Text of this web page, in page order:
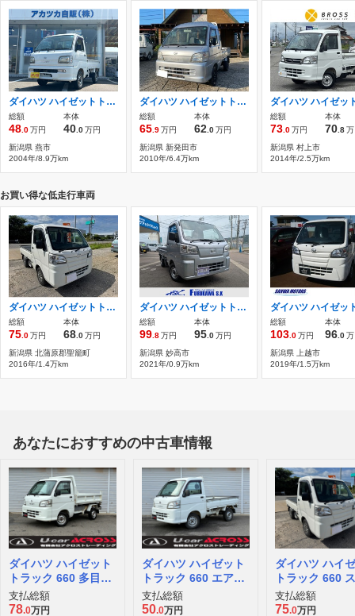
ダイハツ ハイゼットトラック 4WD M/T
総額
48 .0万円
本体
40 .0万円
新潟県 燕市
2004年/8.9万km
ダイハツ ハイゼットトラック 660 ジャンボ 3方開 4WD エアコン・パワステ・MT5・2年車検
総額
65 .9万円
本体
62 .0万円
新潟県 新発田市
2010年/6.4万km
総額
73 .0万円
本体
70 .8
新潟県 村上市
2014年/2.5万km
お買い得な低走行車両
ダイハツ ハイゼットトラック 660 スタンダード 3方開 4WD 4WD ナビ TV ETC バックカメラ
総額
75.0万円
本体
68.0万円
新潟県 北蒲原郡聖籠町
2016年/1.4万km
ダイハツ ハイゼットトラック 660 スタンダード 3方開 4WD 禁煙車 マニュアル
総額
99.8万円
本体
95.0万円
新潟県 妙高市
2021年/0.9万km
総額
103.0万円
本体
96.0
新潟県 上越市
2019年/1.5万km
あなたにおすすめの中古車情報
ダイハツ ハイゼット
トラック 660 多目的
ダンプ PTO式 3方開
4WD
支払総額
78.0万円
ダイハツ ハイゼット
トラック 660 エアコ
ン・パワステスペシ
ャル 3方開 4WD
支払総額
50.0万円
ダイハツ ハイ
トラック 660
ダード 3方開
支払総額
75.0万円